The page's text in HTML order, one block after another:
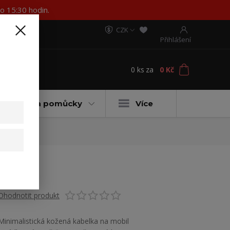
15:30 hodin.
CZK
Přihlášení
0 ks za 0 Kč
Materiály a pomůcky Více
produkt
kožená kabelka na mobil